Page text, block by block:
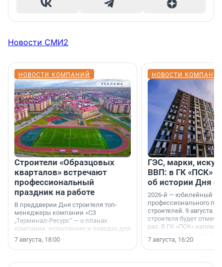
Новости СМИ2
НОВОСТИ КОМПАНИЙ
Строители «Образцовых
кварталов» встречают
профессиональный
праздник на работе
В преддверии Дня строителя топ-
менеджеры компании «СЗ
„Терминал-Ресурс“ — о планах
компании, испытаниях и поводах для
осторожного оптимизма.
7 августа, 18:00
НОВОСТИ
ГЭС, марки,
ВВП: в ГК «ПСК»
об истории Дня
2026-й — юбилейный
профессионального
строителей. 9 августа
строителя будет
раз. В ГК «ПСК»
поменялась роль
7 августа, 16:20